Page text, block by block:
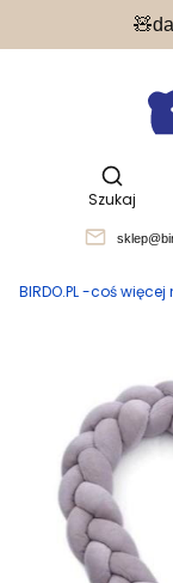
Otwórz
Szukaj
BIRDO.PL -coś więcej